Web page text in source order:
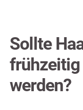
Sollte
werden?